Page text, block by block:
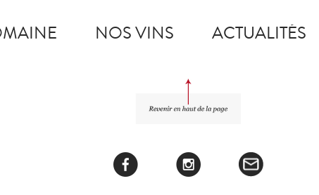
NOS VINS ACTUALITÉS